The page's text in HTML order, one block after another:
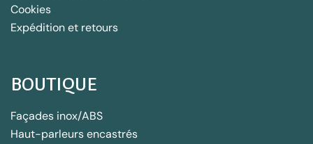
Cookies
Expédition et retours
BOUTIQUE
Façades inox/ABS
Haut-parleurs encastrés